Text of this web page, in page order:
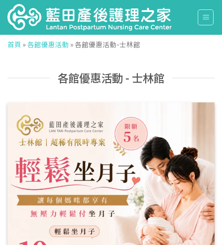
Skip
to
content
首頁 »各館優惠活動 »各館優惠活動-士林館
各館優惠活動 - 士林館